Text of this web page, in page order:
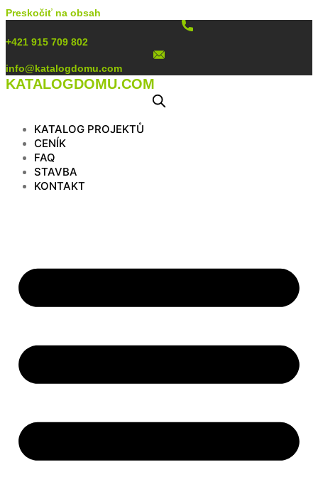
Preskočiť na obsah
+421 915 709 802
info@katalogdomu.com
KATALOGDOMU.COM
KATALOG PROJEKTŮ
CENÍK
FAQ
STAVBA
KONTAKT